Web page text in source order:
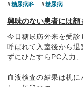
糖尿病科 糖尿病
興味のない患者には顔
今日糖尿病外来を受診
呼ばれて入室後から
ずにひたすらPC入力
血液検査の結果は机